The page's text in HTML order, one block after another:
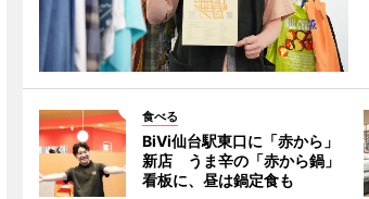
食べる
BiVi仙台駅東口に「赤から」
新店 うま辛の「赤から鍋」
看板に、昼は鍋定食も